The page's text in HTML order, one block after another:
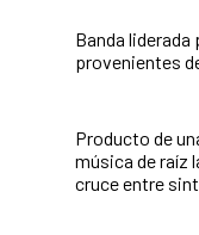
Banda
provenientes
Producto de
música de raíz
cruce entre